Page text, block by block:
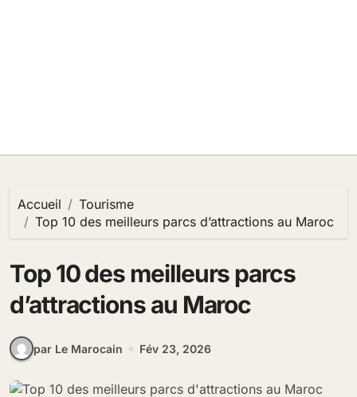
Accueil
Tourisme
Top 10 des meilleurs parcs d’attractions au Maroc
Top 10 des meilleurs parcs
d’attractions au Maroc
par Le Marocain Fév 23, 2026